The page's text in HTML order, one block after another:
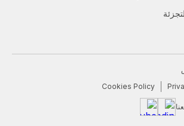
Cookies Policy